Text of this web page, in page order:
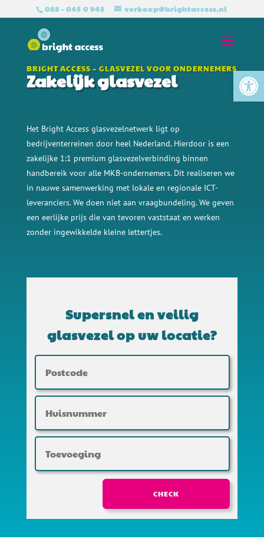
088 - 045 0 945 verkoop@brightaccess.nl
BRIGHT ACCESS – GLASVEZEL VOOR ONDERNEMERS
Zakelijk glasvezel
Het Bright Access glasvezelnetwerk ligt op
bedrijventerreinen door heel Nederland. Hierdoor is een
zakelijke 1:1 premium glasvezelverbinding binnen
handbereik voor alle MKB-ondernemers. Dit realiseren we
in nauwe samenwerking met lokale en regionale ICT-
leveranciers. We doen niet aan vraagbundeling. We geven
een eerlijke prijs die van tevoren vaststaat en werken
zonder ingewikkelde kleine lettertjes.
Supersnel en veilig
glasvezel op uw locatie?
CHECK